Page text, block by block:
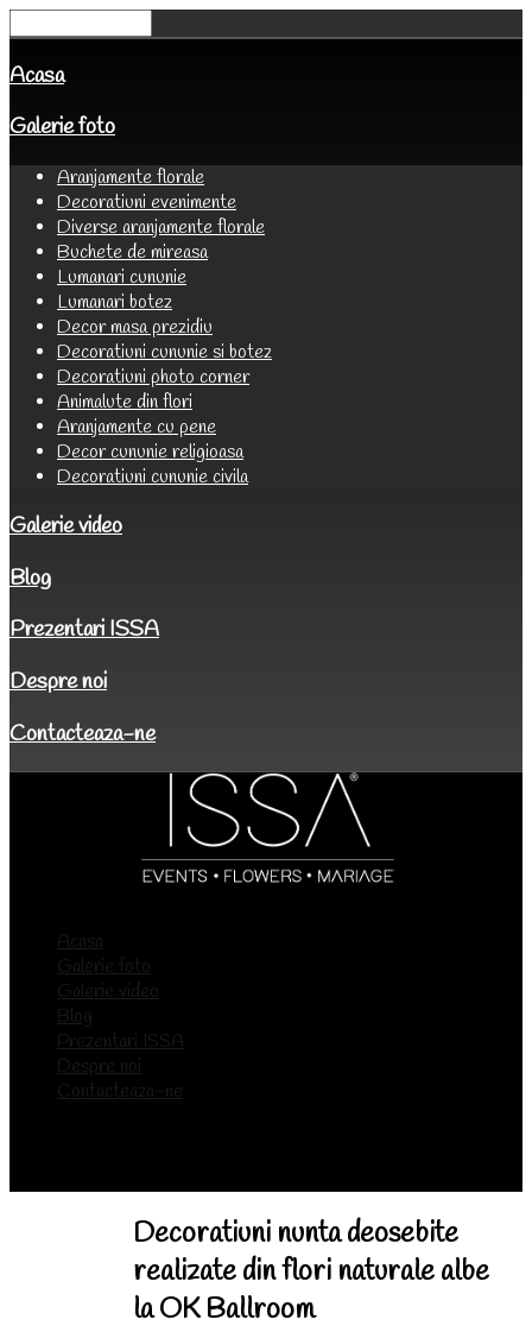
Acasa
Galerie foto
Aranjamente florale
Decoratiuni evenimente
Diverse aranjamente florale
Buchete de mireasa
Lumanari cununie
Lumanari botez
Decor masa prezidiu
Decoratiuni cununie si botez
Decoratiuni photo corner
Animalute din flori
Aranjamente cu pene
Decor cununie religioasa
Decoratiuni cununie civila
Galerie video
Blog
Prezentari ISSA
Despre noi
Contacteaza-ne
Acasa
Galerie foto
Galerie video
Blog
Prezentari ISSA
Despre noi
Contacteaza-ne
Decoratiuni nunta deosebite
realizate din flori naturale albe
la OK Ballroom